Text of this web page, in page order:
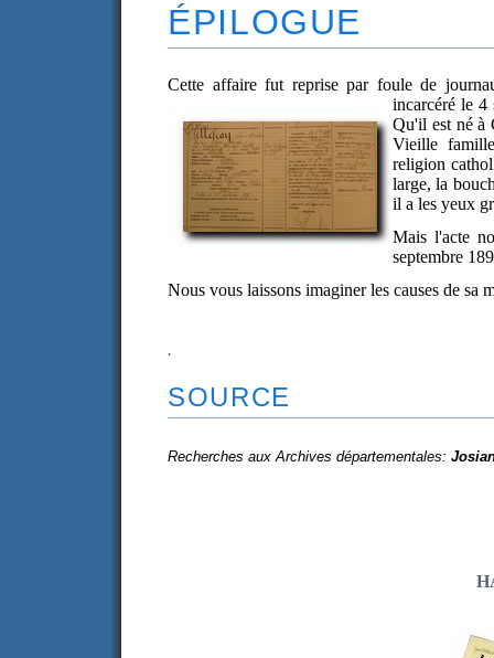
ÉPILOGUE
Cette affaire fut reprise par foule de
incarcéré le
Qu'il est né à
Vieille
religion
large, la
il a les yeux
Mais l'acte
septembre
Nous vous laissons imaginer les causes de sa
.
SOURCE
Recherches aux Archives départementales: